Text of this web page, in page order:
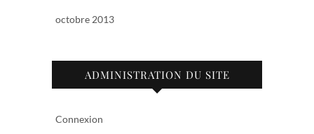
octobre 2013
ADMINISTRATION DU SITE
Connexion